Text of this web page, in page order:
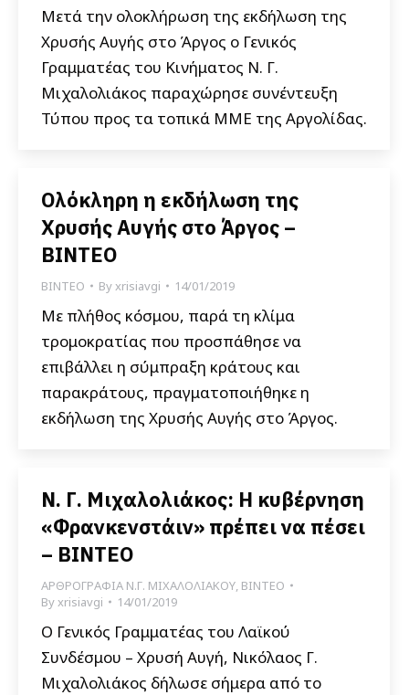
Μετά την ολοκλήρωση της εκδήλωση της
Χρυσής Αυγής στο Άργος ο Γενικός
Γραμματέας του Κινήματος Ν. Γ.
Μιχαλολιάκος παραχώρησε συνέντευξη
Τύπου προς τα τοπικά ΜΜΕ της Αργολίδας.
Ολόκληρη η εκδήλωση της
Χρυσής Αυγής στο Άργος –
ΒΙΝΤΕΟ
ΒΙΝΤΕΟ Byxrisiavgi 14/01/2019
Με πλήθος κόσμου, παρά τη κλίμα
τρομοκρατίας που προσπάθησε να
επιβάλλει η σύμπραξη κράτους και
παρακράτους, πραγματοποιήθηκε η
εκδήλωση της Χρυσής Αυγής στο Άργος.
Ν. Γ. Μιχαλολιάκος: Η κυβέρνηση
«Φρανκενστάιν» πρέπει να πέσει
– ΒΙΝΤΕΟ
ΑΡΘΡΟΓΡΑΦΙΑ Ν.Γ. ΜΙΧΑΛΟΛΙΑΚΟΥ, ΒΙΝΤΕΟ
Byxrisiavgi 14/01/2019
Ο Γενικός Γραμματέας του Λαϊκού
Συνδέσμου – Χρυσή Αυγή, Νικόλαος Γ.
Μιχαλολιάκος δήλωσε σήμερα από το